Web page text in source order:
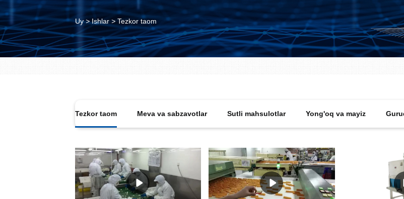
Uy > Ishlar > Tezkor taom
Tezkor taom Meva va sabzavotlar Sutli mahsulotlar Yong'oq va mayiz